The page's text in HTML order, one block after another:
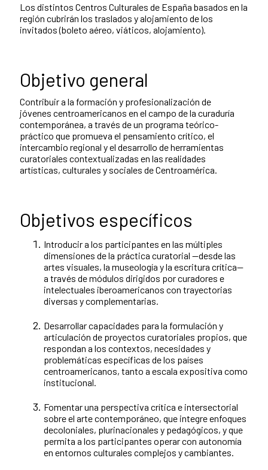
Los distintos Centros Culturales de España basados en la
región cubrirán los traslados y alojamiento de los
invitados (boleto aéreo, viáticos, alojamiento).
Objetivo general
Contribuir a la formación y profesionalización de
jóvenes centroamericanos en el campo de la curaduría
contemporánea, a través de un programa teórico-
práctico que promueva el pensamiento crítico, el
intercambio regional y el desarrollo de herramientas
curatoriales contextualizadas en las realidades
artísticas, culturales y sociales de Centroamérica.
Objetivos específicos
Introducir a los participantes en las múltiples
dimensiones de la práctica curatorial —desde las
artes visuales, la museología y la escritura crítica—
a través de módulos dirigidos por curadores e
intelectuales iberoamericanos con trayectorias
diversas y complementarias.
Desarrollar capacidades para la formulación y
articulación de proyectos curatoriales propios, que
respondan a los contextos, necesidades y
problemáticas específicas de los países
centroamericanos, tanto a escala expositiva como
institucional.
Fomentar una perspectiva crítica e intersectorial
sobre el arte contemporáneo, que integre enfoques
decoloniales, plurinacionales y pedagógicos, y que
permita a los participantes operar con autonomía
en entornos culturales complejos y cambiantes.